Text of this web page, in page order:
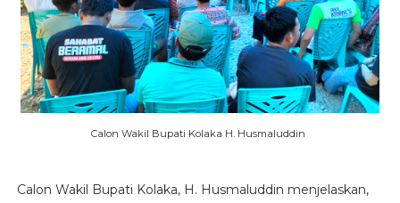
Calon Wakil Bupati Kolaka H. Husmaluddin
Calon Wakil Bupati Kolaka, H. Husmaluddin menjelaskan,